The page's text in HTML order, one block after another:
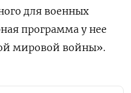
для военных
программа у нее
мировой войны».